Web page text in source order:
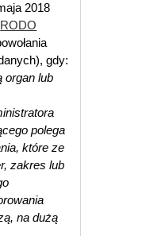
2018
RODO
gdy:
organ lub
polega
które ze
zakres lub
na dużą